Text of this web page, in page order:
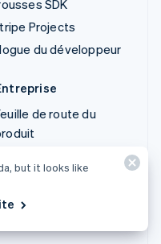
SDK
Projects
du développeur
de route du
Salle de presse
Press
but it looks like